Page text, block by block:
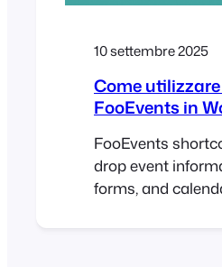
10 settembre 2025
Come
FooEvents in
FooEvents
drop event
forms, and
custom coding.